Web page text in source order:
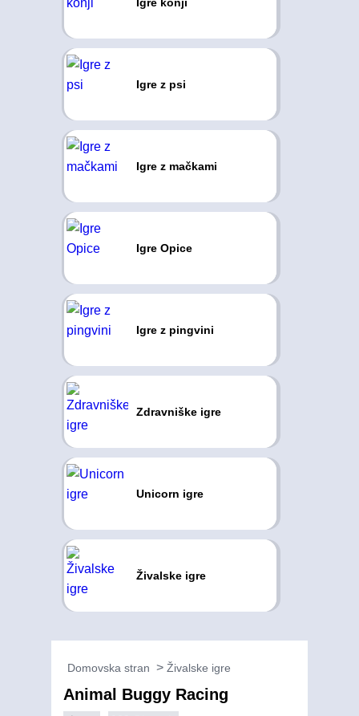
Igre z psi
Igre z mačkami
Igre Opice
Igre z pingvini
Zdravniške igre
Unicorn igre
Živalske igre
Domovska stran Živalske igre
Animal Buggy Racing